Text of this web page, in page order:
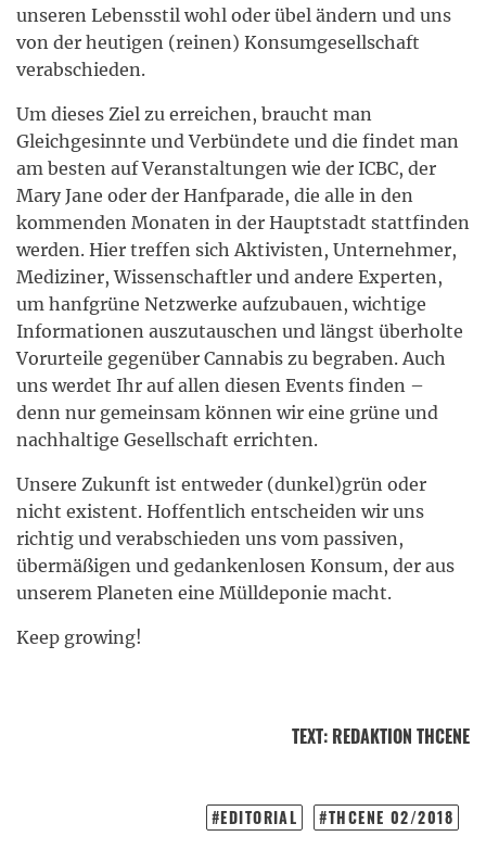
unseren Lebensstil wohl oder übel ändern und uns
von der heutigen (reinen) Konsumgesellschaft
verabschieden.
Um dieses Ziel zu erreichen, braucht man
Gleichgesinnte und Verbündete und die findet man
am besten auf Veranstaltungen wie der ICBC, der
Mary Jane oder der Hanfparade, die alle in den
kommenden Monaten in der Hauptstadt stattfinden
werden. Hier treffen sich Aktivisten, Unternehmer,
Mediziner, Wissenschaftler und andere Experten,
um hanfgrüne Netzwerke aufzubauen, wichtige
Informationen auszutauschen und längst überholte
Vorurteile gegenüber Cannabis zu begraben. Auch
uns werdet Ihr auf allen diesen Events finden –
denn nur gemeinsam können wir eine grüne und
nachhaltige Gesellschaft errichten.
Unsere Zukunft ist entweder (dunkel)grün oder
nicht existent. Hoffentlich entscheiden wir uns
richtig und verabschieden uns vom passiven,
übermäßigen und gedankenlosen Konsum, der aus
unserem Planeten eine Mülldeponie macht.
Keep growing!
TEXT: REDAKTION THCENE
EDITORIAL THCENE 02/2018